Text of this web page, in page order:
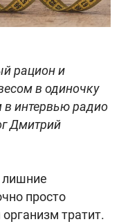
рацион и
в одиночку
в интервью радио
Дмитрий
лишние
просто
тратит.